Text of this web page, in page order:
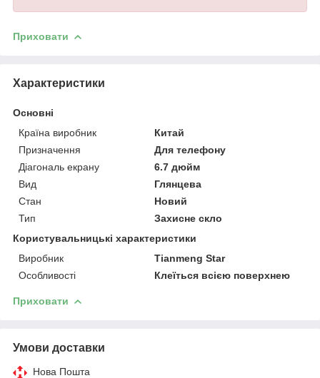
Приховати
Характеристики
Основні
Країна виробник
Китай
Призначення
Для телефону
Діагональ екрану
6.7 дюйм
Вид
Глянцева
Стан
Новий
Тип
Захисне скло
Користувальницькі характеристики
Виробник
Tianmeng Star
Особливості
Клеїться всією поверхнею
Приховати
Умови доставки
Нова Пошта